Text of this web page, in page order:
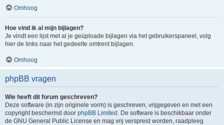
Omhoog
Hoe vind ik al mijn bijlagen?
Je vindt een lijst met al je geüploade bijlagen via het gebruikerspaneel, volg
hier de links naar het gedeelte omtrent bijlagen.
Omhoog
phpBB vragen
Wie heeft dit forum geschreven?
Deze software (in zijn originele vorm) is geschreven, vrijgegeven en met een
copyright beschermd door phpBB Limited . De software is beschikbaar onder
de GNU General Public License en mag vrij verspreid worden, raadpleeg